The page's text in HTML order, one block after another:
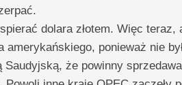
dolara złotem. Więc teraz,
ponieważ nie
Saudyjską, że powinny